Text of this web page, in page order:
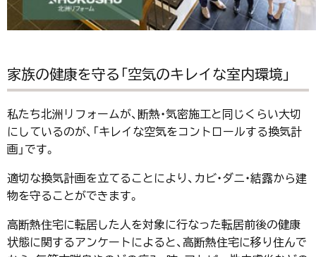
家族の健康を守る「空気のキレイな室内環境」
私たち北洲リフォームが、断熱・気密施工と同じくらい大切
にしているのが、「キレイな空気をコントロールする換気計
画」です。
適切な換気計画を立てることにより、カビ・ダニ・結露から建
物を守ることができます。
高断熱住宅に転居した人を対象に行なった転居前後の健康
状態に関するアンケートによると、高断熱住宅に移り住んで